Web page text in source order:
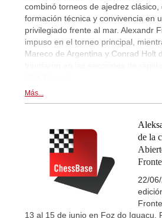
combinó torneos de ajedrez clásico,
formación técnica y convivencia en
privilegiado frente al mar. Alexandr
impuso en el torneo principal,
Mareco de Argentina y Conrad Holt
Más...
de la
22/
13 al 15 de junio en Foz do Iguaçu,